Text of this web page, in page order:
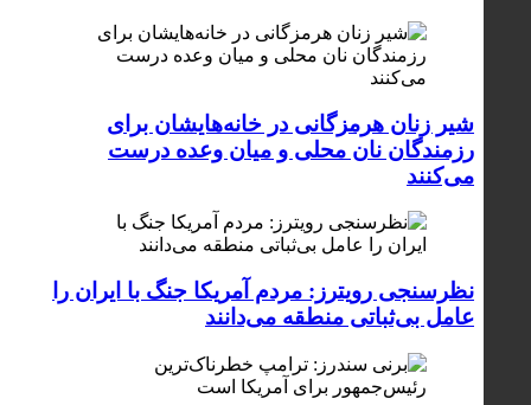
شیر زنان هرمزگانی در خانه‌هایشان برای
رزمندگان نان محلی و میان وعده درست
می‌کنند
نظرسنجی رویترز: مردم آمریکا جنگ با ایران را
عامل بی‌ثباتی منطقه می‌دانند